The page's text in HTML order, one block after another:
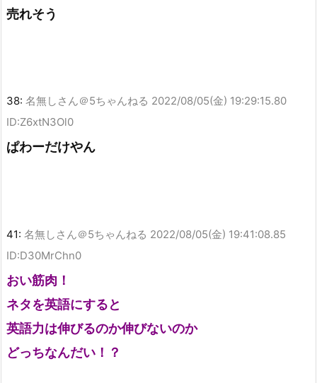
売れそう
38: 名無しさん＠5ちゃんねる 2022/08/05(金) 19:29:15.80
ID:Z6xtN3Ol0
ぱわーだけやん
41: 名無しさん＠5ちゃんねる 2022/08/05(金) 19:41:08.85
ID:D30MrChn0
おい筋肉！
ネタを英語にすると
英語力は伸びるのか伸びないのか
どっちなんだい！？